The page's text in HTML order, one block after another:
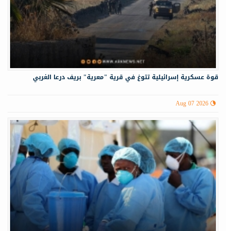
قوة عسكرية إسرائيلية تتوغ في قرية "معرية" بريف درعا الغربي
Aug 07 2026